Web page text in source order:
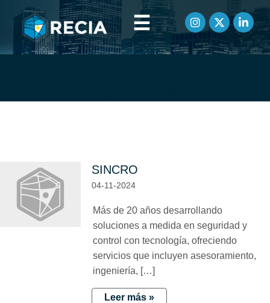
☰
SINCRO
04-11-2024
Más de 20 años desarrollando
soluciones a medida en seguridad y
control con tecnología, ofreciendo
servicios que incluyen asesoramiento,
ingeniería, […]
Leer más »